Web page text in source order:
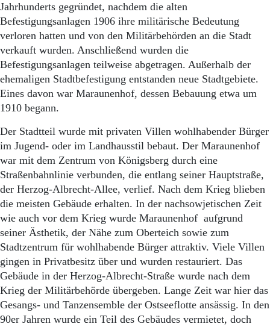
Jahrhunderts gegründet, nachdem die alten
Befestigungsanlagen 1906 ihre militärische Bedeutung
verloren hatten und von den Militärbehörden an die Stadt
verkauft wurden. Anschließend wurden die
Befestigungsanlagen teilweise abgetragen. Außerhalb der
ehemaligen Stadtbefestigung entstanden neue Stadtgebiete.
Eines davon war Maraunenhof, dessen Bebauung etwa um
1910 begann.
Der Stadtteil wurde mit privaten Villen wohlhabender Bürger
im Jugend- oder im Landhausstil bebaut. Der Maraunenhof
war mit dem Zentrum von Königsberg durch eine
Straßenbahnlinie verbunden, die entlang seiner Hauptstraße,
der Herzog-Albrecht-Allee, verlief. Nach dem Krieg blieben
die meisten Gebäude erhalten. In der nachsowjetischen Zeit
wie auch vor dem Krieg wurde Maraunenhof aufgrund
seiner Ästhetik, der Nähe zum Oberteich sowie zum
Stadtzentrum für wohlhabende Bürger attraktiv. Viele Villen
gingen in Privatbesitz über und wurden restauriert. Das
Gebäude in der Herzog-Albrecht-Straße wurde nach dem
Krieg der Militärbehörde übergeben. Lange Zeit war hier das
Gesangs- und Tanzensemble der Ostseeflotte ansässig. In den
90er Jahren wurde ein Teil des Gebäudes vermietet, doch